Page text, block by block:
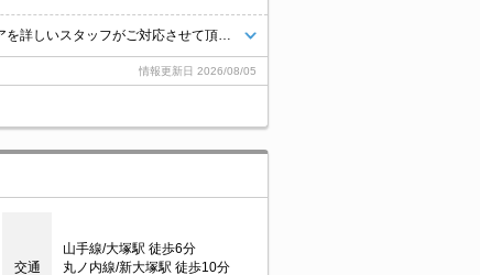
情報更新日 2026/08/05
交通
山手線/大塚駅 徒歩6分
丸ノ内線/新大塚駅 徒歩10分